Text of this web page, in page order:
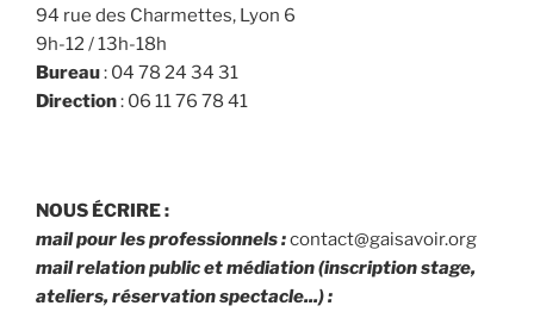
94 rue des Charmettes, Lyon 6
9h-12 / 13h-18h
Bureau: 04 78 24 34 31
Direction: 06 11 76 78 41
NOUS ÉCRIRE :
mail pour les professionnels :contact@gaisavoir.org
mail relation public et médiation (inscription stage,
ateliers, réservation spectacle...) :